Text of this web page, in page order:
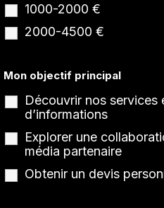
1000-2000 €
2000-4500 €
Mon objectif principal
Découvrir nos services
d’informations
Explorer une
média partenaire
Obtenir un devis